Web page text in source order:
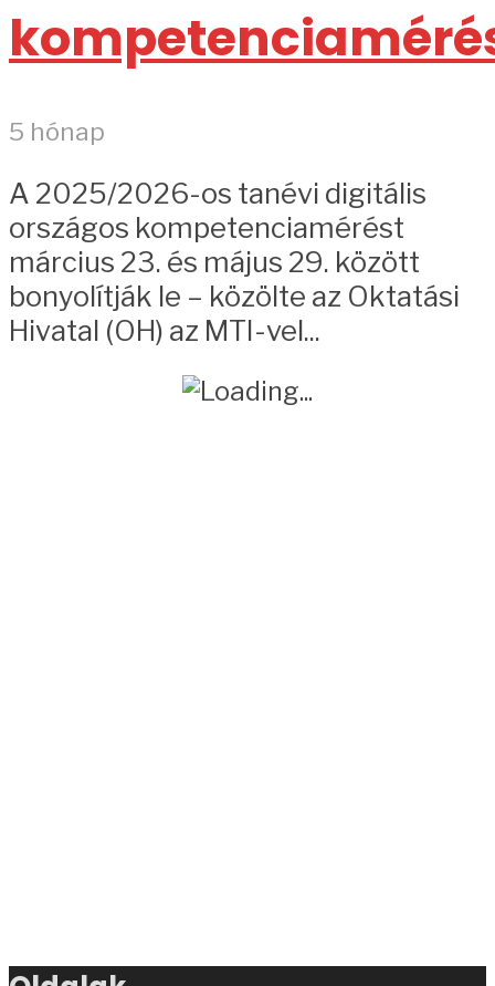
5 hónap
A 2025/2026-os tanévi digitális
országos kompetenciamérést
március 23. és május 29. között
bonyolítják le – közölte az Oktatási
Hivatal (OH) az MTI-vel...